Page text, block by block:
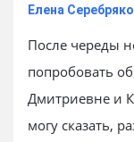
Елена
После череды
попробовать
Дмитриевне и
могу сказать,